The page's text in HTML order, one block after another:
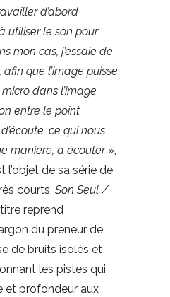
d’abord
utiliser le son pour
mon cas, j’essaie de
que l’image puisse
dans l’image
entre le point
ce qui nous
manière, à écouter»,
l’objet de sa série de
courts, Son Seul /
reprend
du preneur de
de bruits isolés et
les pistes qui
et profondeur aux